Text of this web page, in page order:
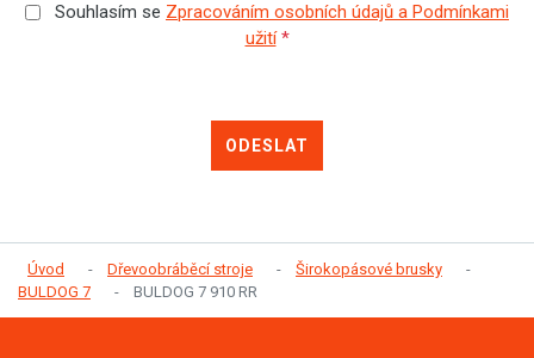
Souhlasím se Zpracováním osobních údajů a Podmínkami
užití *
ODESLAT
Úvod Dřevoobráběcí stroje
Širokopásové brusky
BULDOG 7
BULDOG 7 910 RR